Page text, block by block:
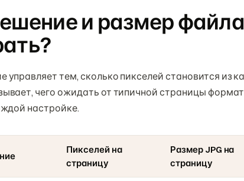
и размер
управляет тем, сколько пикселей становится из
чего ожидать от типичной страницы
настройке.
Пикселей на
страницу
Размер JPG на
страницу